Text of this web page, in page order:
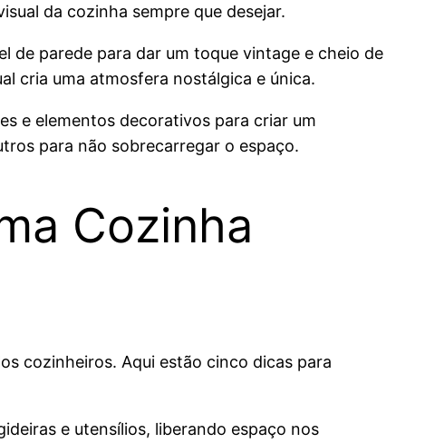
da cozinha sempre que desejar.
de parede para dar um toque vintage e cheio de
cria uma atmosfera nostálgica e única.
e elementos decorativos para criar um
para não sobrecarregar o espaço.
Cozinha
cozinheiros. Aqui estão cinco dicas para
e utensílios, liberando espaço nos